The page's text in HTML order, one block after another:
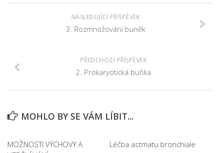
NÁSLEDUJÍCÍ PŘÍSPĚVEK
3. Rozmnožování buněk
PŘEDCHOZÍ PŘÍSPĚVEK
2. Prokaryotická buňka
MOHLO BY SE VÁM LÍBIT...
MOŽNOSTI VÝCHOVY A
Léčba astmatu bronchiale